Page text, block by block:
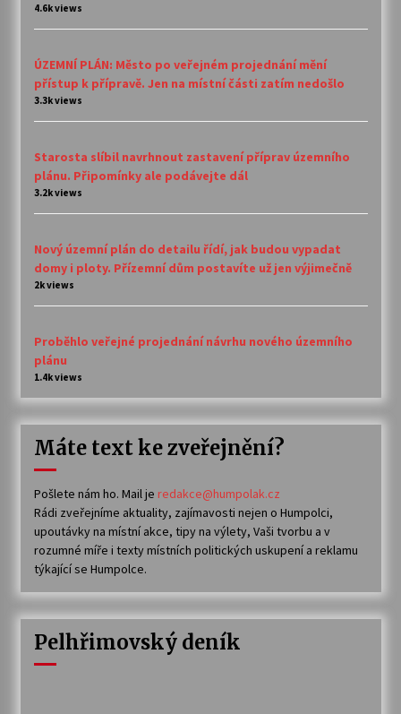
4.6k views
ÚZEMNÍ PLÁN: Město po veřejném projednání mění
přístup k přípravě. Jen na místní části zatím nedošlo
3.3k views
Starosta slíbil navrhnout zastavení příprav územního
plánu. Připomínky ale podávejte dál
3.2k views
Nový územní plán do detailu řídí, jak budou vypadat
domy i ploty. Přízemní dům postavíte už jen výjimečně
2k views
Proběhlo veřejné projednání návrhu nového územního
plánu
1.4k views
Máte text ke zveřejnění?
Pošlete nám ho. Mail je redakce@humpolak.cz
Rádi zveřejníme aktuality, zajímavosti nejen o Humpolci,
upoutávky na místní akce, tipy na výlety, Vaši tvorbu a v
rozumné míře i texty místních politických uskupení a reklamu
týkající se Humpolce.
Pelhřimovský deník